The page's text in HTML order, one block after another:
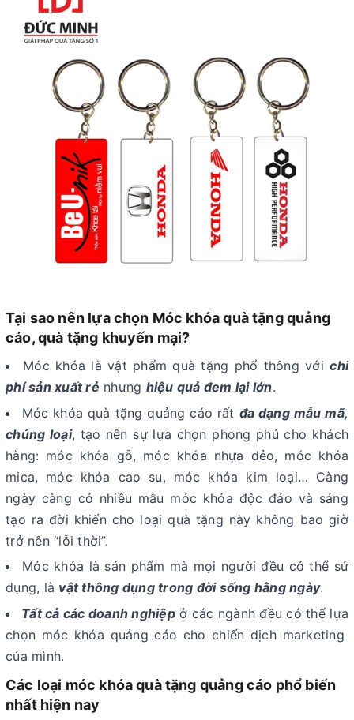
Tại sao nên lựa chọn Móc khóa quà tặng quảng
cáo, quà tặng khuyến mại?
Móc khóa là vật phẩm quà tặng phổ thông vớichi
phí sản xuất rẻ nhưng hiệu quả đem lại lớn.
Móc khóa quà tặng quảng cáo rất đa dạng mẫu mã,
chủng loại, tạo nên sự lựa chọn phong phú cho khách
hàng: móc khóa gỗ, móc khóa nhựa dẻo, móc khóa
mica, móc khóa cao su, móc khóa kim loại… Càng
ngày càng có nhiều mẫu móc khóa độc đáo và sáng
tạo ra đời khiến cho loại quà tặng này không bao giờ
trở nên “lỗi thời”.
Móc khóa là sản phẩm mà mọi người đều có thể sử
dụng, là vật thông dụng trong đời sống hằng ngày.
Tất cả các doanh nghiệpở các ngành đều có thể lựa
chọn móc khóa quảng cáo cho chiến dịch marketing
của mình.
Các loại móc khóa quà tặng quảng cáo phổ biến
nhất hiện nay